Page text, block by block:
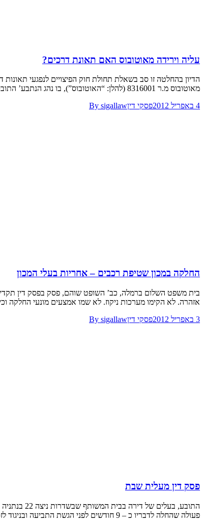
עליה וירידה מאוטובוס האם תאונת דרכים?
מאוטובוס מ.ר 8316001 (להלן: “האוטובוס”), בו נהג הנתבע’ התובעת הבהירה בעדותה שלא נפלה במדרגות האוטובוס, ודברים דומים אמרו גם העדים לתאונה. אין חולק כי…
4 באפריל 2012
פסקי דין By sigallaw
החלקה במכון שטיפת רכבים – אחריות בעלי המכון
בית משפט השלום ברמלה, כב’ השופט שוהם, פסק בפסק דין
אזהרה. לא הקימו מערכות ניקוז. לא שמו אמצעים מונעי החלקה
3 באפריל 2012
פסקי דין By sigallaw
פסק דין מעלית שבת
פעולה שהחלה לדבריו כ – 9 חודשים לפני הגשת התביעה ובניגוד לזכות חוקית כלשהי והוא מבקש על כן לחייב את הנתבעת…